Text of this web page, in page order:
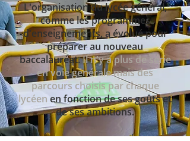
L'organisation du lycée général,
comme les programmes
d'enseignements, a évolué pour
préparer au nouveau
baccalauréat.Il n'y a plus de série
en voie générale mais des
parcours choisis par chaque
lycéen en fonction de ses goûts et
de ses ambitions.